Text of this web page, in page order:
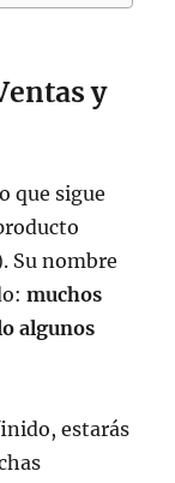
y
que sigue
Su nombre
muchos
algunos
estarás